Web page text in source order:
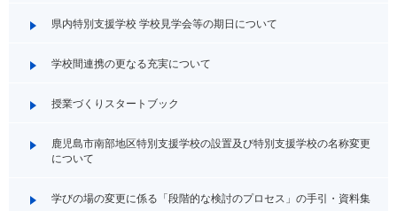
県内特別支援学校 学校見学会等の期日について
学校間連携の更なる充実について
授業づくりスタートブック
鹿児島市南部地区特別支援学校の設置及び特別支援学校の名称変更
について
学びの場の変更に係る「段階的な検討のプロセス」の手引・資料集